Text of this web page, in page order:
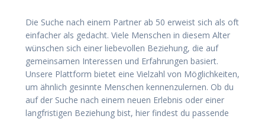
Die Suche nach einem Partner ab 50 erweist sich als oft
einfacher als gedacht. Viele Menschen in diesem Alter
wünschen sich einer liebevollen Beziehung, die auf
gemeinsamen Interessen und Erfahrungen basiert.
Unsere Plattform bietet eine Vielzahl von Möglichkeiten,
um ähnlich gesinnte Menschen kennenzulernen. Ob du
auf der Suche nach einem neuen Erlebnis oder einer
langfristigen Beziehung bist, hier findest du passende